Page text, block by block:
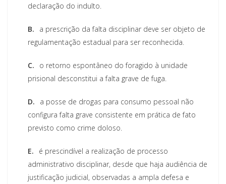
declaração do indulto.
B.
a prescrição da falta disciplinar deve ser objeto de
regulamentação estadual para ser reconhecida.
C.
o retorno espontâneo do foragido à unidade
prisional desconstitui a falta grave de fuga.
D.
a posse de drogas para consumo pessoal não
configura falta grave consistente em prática de fato
previsto como crime doloso.
E.
é prescindível a realização de processo
administrativo disciplinar, desde que haja audiência de
justificação judicial, observadas a ampla defesa e